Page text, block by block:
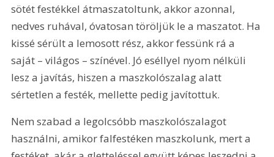
sötét festékkel átmaszatoltunk, akkor azonnal,
nedves ruhával, óvatosan töröljük le a maszatot. Ha
kissé sérült a lemosott rész, akkor fessünk rá a
saját – világos – színével. Jó eséllyel nyom nélküli
lesz a javítás, hiszen a maszkolószalag alatt
sértetlen a festék, mellette pedig javítottuk.
Nem szabad a legolcsóbb maszkolószalagot
használni, amikor falfestéken maszkolunk, mert a